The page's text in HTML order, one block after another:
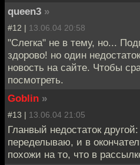
queen3 »
#12 | 13.06.04 20:58
"Слегка" не в тему, но...
здорово! но один
новость на сайте. Чтобы
посмотреть.
Goblin »
#13 | 13.06.04 21:05
Гланвый недостаток
переделываю, и в
похожи на то, что в